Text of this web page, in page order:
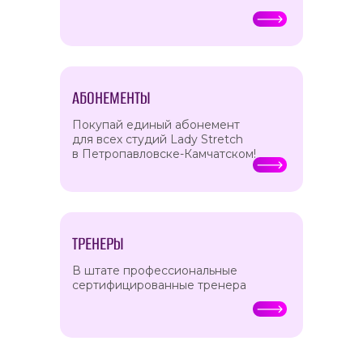
АБОНЕМЕНТЫ
Покупай единый абонемент
для всех студий Lady Stretch
в Петропавловске-Камчатском!
ТРЕНЕРЫ
В штате профессиональные
сертифицированные тренера